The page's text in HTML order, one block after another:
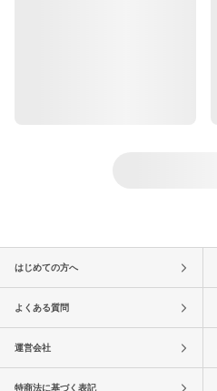
はじめての方へ
よくある質問
運営会社
特商法に基づく表記